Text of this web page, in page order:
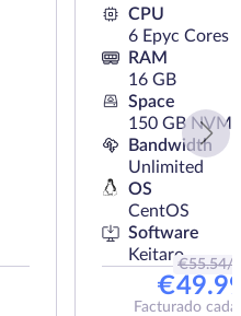
CPU
6 Epyc Cores
RAM
16 GB
Space
150 GB NVMe
Bandwidth
Unlimited
OS
CentOS
Software
Keitaro
€55.54/
€
Facturado